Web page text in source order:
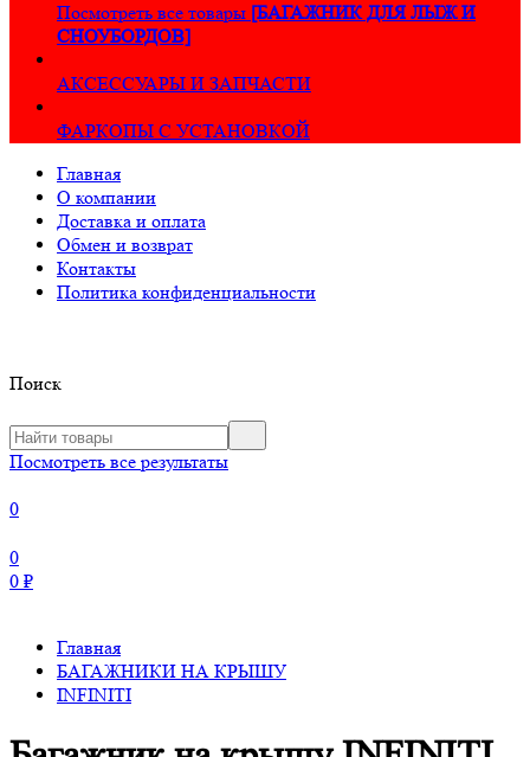
Посмотреть все товары [БАГАЖНИК ДЛЯ ЛЫЖ И
СНОУБОРДОВ]
АКСЕССУАРЫ И ЗАПЧАСТИ
ФАРКОПЫ С УСТАНОВКОЙ
Главная
О компании
Доставка и оплата
Обмен и возврат
Контакты
Политика конфиденциальности
Поиск
Посмотреть все результаты
0
0
0 ₽
Главная
БАГАЖНИКИ НА КРЫШУ
INFINITI